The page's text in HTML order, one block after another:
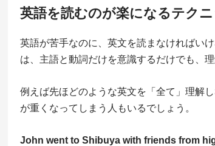
英語を読むのが楽になるテクニ
英語が苦手なのに、英文を読まなければい
は、主語と動詞だけを意識するだけでも、
例えば先ほどのような英文を「全て」理解
が重くなってしまう人もいるでしょう。
John went to Shibuya with friends from